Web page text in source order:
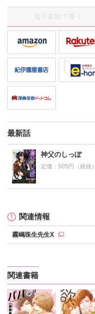
電子書籍で買う
最新話
神父のしっぽ
定価：505円（税抜）
関連情報
霧嶋珠生先生X
関連書籍